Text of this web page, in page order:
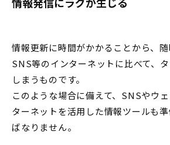
情報更新に時間がかかることから、
SNS等のインターネットに比べて、
しまうものです。
このような場合に備えて、SNSやウ
ターネットを活用した情報ツールも
ばなりません。